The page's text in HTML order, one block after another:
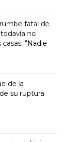
fatal de
no
"Nadie
de la
su ruptura